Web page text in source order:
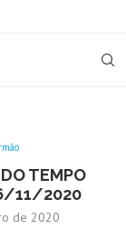
TEMPO
11/2020
de 2020